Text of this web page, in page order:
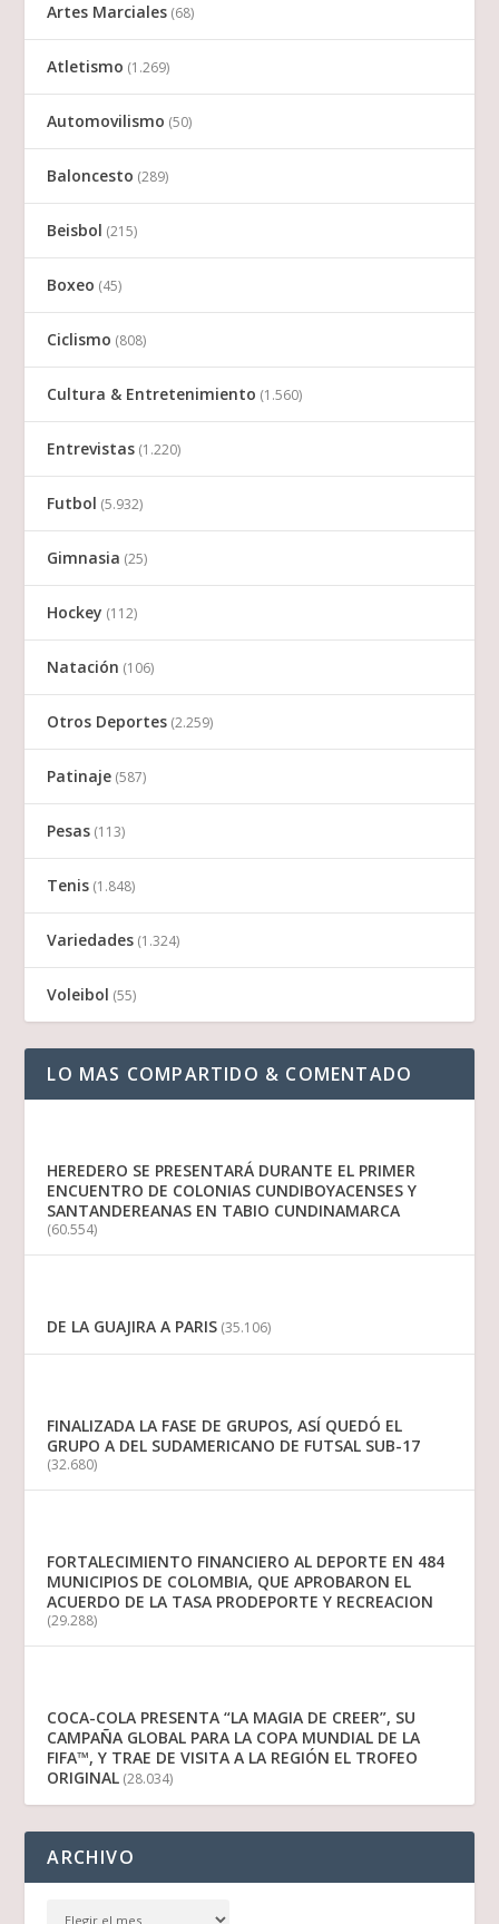
Artes Marciales (68)
Atletismo (1.269)
Automovilismo (50)
Baloncesto (289)
Beisbol (215)
Boxeo (45)
Ciclismo (808)
Cultura & Entretenimiento (1.560)
Entrevistas (1.220)
Futbol (5.932)
Gimnasia (25)
Hockey (112)
Natación (106)
Otros Deportes (2.259)
Patinaje (587)
Pesas (113)
Tenis (1.848)
Variedades (1.324)
Voleibol (55)
LO MAS COMPARTIDO & COMENTADO
HEREDERO SE PRESENTARÁ DURANTE EL PRIMER
ENCUENTRO DE COLONIAS CUNDIBOYACENSES Y
SANTANDEREANAS EN TABIO CUNDINAMARCA
(60.554)
DE LA GUAJIRA A PARIS (35.106)
FINALIZADA LA FASE DE GRUPOS, ASÍ QUEDÓ EL
GRUPO A DEL SUDAMERICANO DE FUTSAL SUB-17
(32.680)
FORTALECIMIENTO FINANCIERO AL DEPORTE EN 484
MUNICIPIOS DE COLOMBIA, QUE APROBARON EL
ACUERDO DE LA TASA PRODEPORTE Y RECREACION
(29.288)
COCA-COLA PRESENTA “LA MAGIA DE CREER”, SU
CAMPAÑA GLOBAL PARA LA COPA MUNDIAL DE LA
FIFA™, Y TRAE DE VISITA A LA REGIÓN EL TROFEO
ORIGINAL (28.034)
ARCHIVO